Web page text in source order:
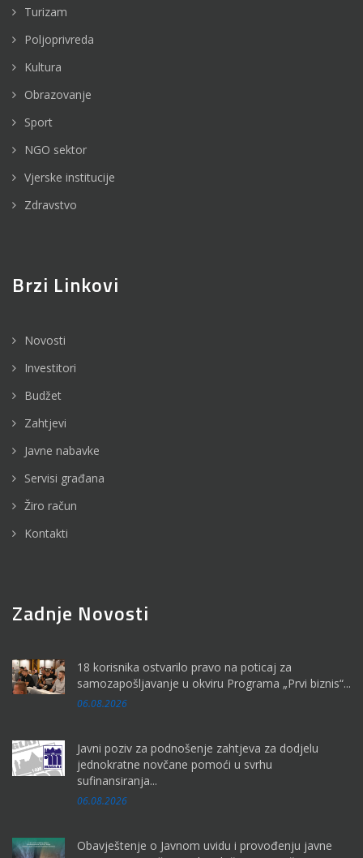
Turizam
Poljoprivreda
Kultura
Obrazovanje
Sport
NGO sektor
Vjerske institucije
Zdravstvo
Brzi Linkovi
Novosti
Investitori
Budžet
Zahtjevi
Javne nabavke
Servisi građana
Žiro račun
Kontakti
Zadnje Novosti
18 korisnika ostvarilo pravo na poticaj za
samozapošljavanje u okviru Programa „Prvi biznis“...
06.08.2026
Javni poziv za podnošenje zahtjeva za dodjelu
jednokratne novčane pomoći u svrhu
sufinansiranja...
06.08.2026
Obavještenje o Javnom uvidu i provođenju javne